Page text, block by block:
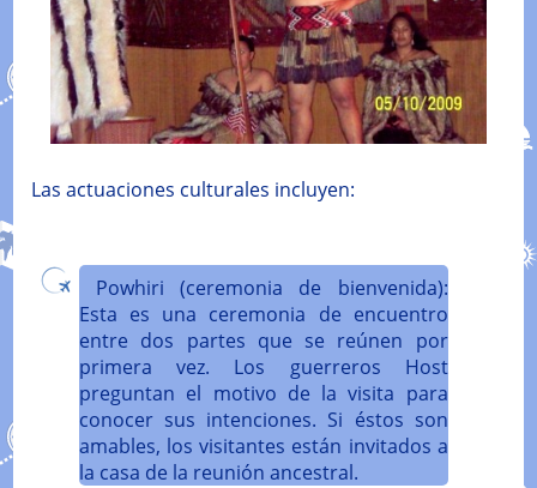
Las actuaciones culturales incluyen:
Powhiri (ceremonia de bienvenida):
Esta es una ceremonia de encuentro
entre dos partes que se reúnen por
primera vez. Los guerreros Host
preguntan el motivo de la visita para
conocer sus intenciones. Si éstos son
amables, los visitantes están invitados a
la casa de la reunión ancestral.